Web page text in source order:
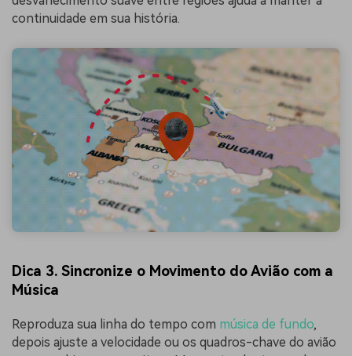
continuidade em sua história.
Dica 3. Sincronize o Movimento do Avião com a
Música
Reproduza sua linha do tempo com música de fundo,
depois ajuste a velocidade ou os quadros-chave do avião